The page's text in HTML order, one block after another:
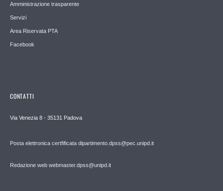
Amministrazione trasparente
Servizi
Area Riservata PTA
Facebook
CONTATTI
Via Venezia 8 - 35131 Padova
Posta elettronica certfificata dipartimento.dpss@pec.unipd.it
Redazione web webmaster.dpss@unipd.it